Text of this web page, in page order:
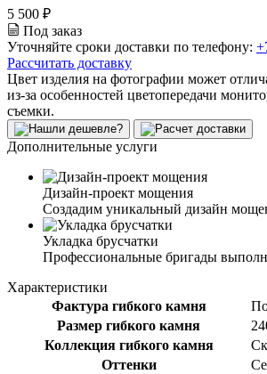
5 500 ₽
Под заказ
Уточняйте сроки доставки по телефону:
Рассчитать доставку
Цвет изделия на фотографии может
из-за особенностей цветопередачи
съемки.
Дополнительные услуги
Дизайн-проект мощения
Создадим уникальный дизайн
Укладка брусчатки
Профессиональные бригады
Характеристики
Фактура гибкого камня
Размер гибкого камня
Коллекция гибкого камня
Оттенки